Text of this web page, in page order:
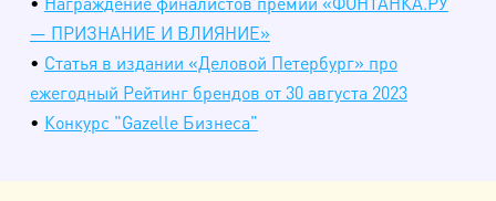
— ПРИЗНАНИЕ И ВЛИЯНИЕ»
• Статья в издании «Деловой Петербург» про
ежегодный Рейтинг брендов от 30 августа 2023
• Конкурс "Gazelle Бизнеса"